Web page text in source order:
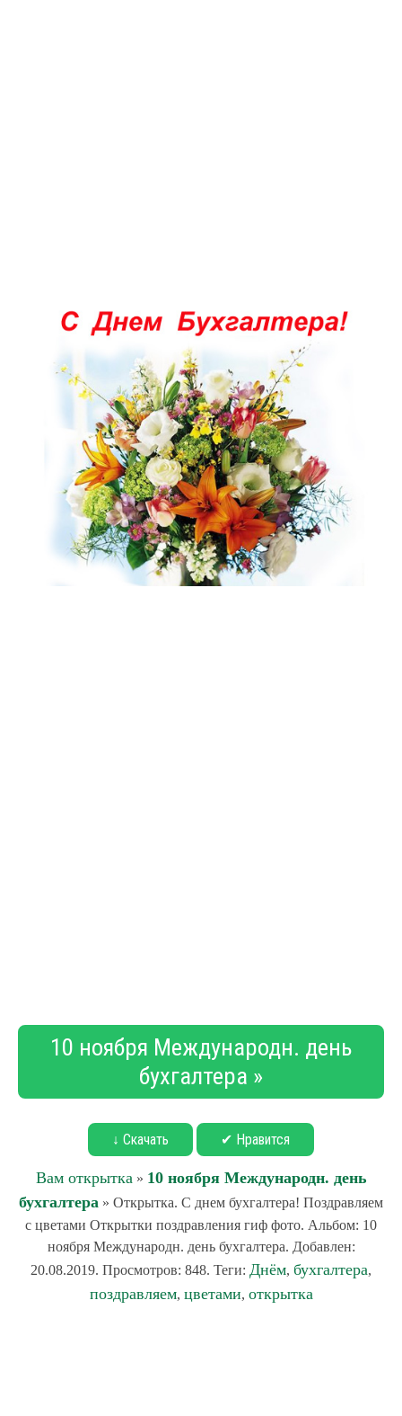
10 ноября Международн. день
бухгалтера »
↓ Скачать ✔ Нравится
Вам открытка » 10 ноября Международн. день
бухгалтера » Открытка. С днем бухгалтера! Поздравляем
с цветами Открытки поздравления гиф фото. Альбом: 10
ноября Международн. день бухгалтера. Добавлен:
20.08.2019. Просмотров: 848. Теги: Днём, бухгалтера,
поздравляем, цветами, открытка